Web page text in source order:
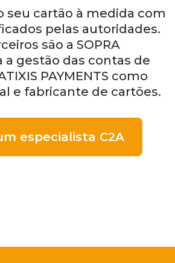
seu cartão à medida com
pelas autoridades.
são a SOPRA
a gestão das contas de
PAYMENTS como
e fabricante de cartões.
especialista C2A